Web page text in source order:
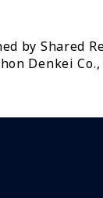
by Shared
Denkei Co.,